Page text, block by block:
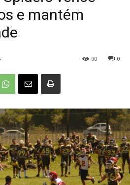
e mantém
0
90